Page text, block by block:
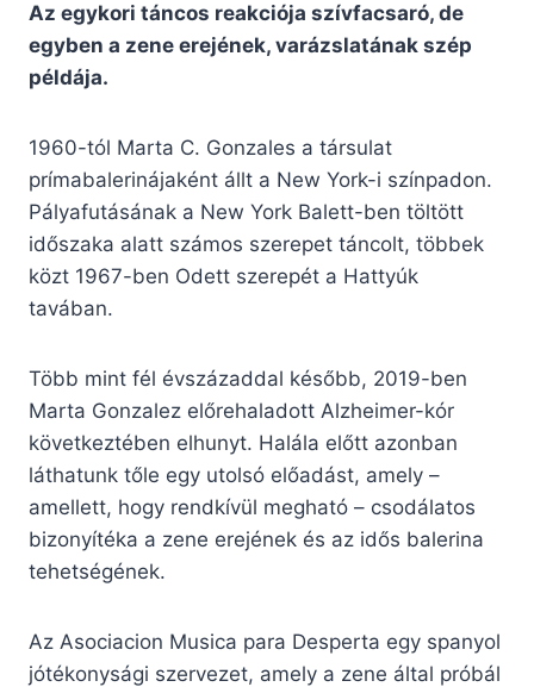
Az egykori táncos reakciója szívfacsaró, de
egyben a zene erejének, varázslatának szép
példája.
1960-tól Marta C. Gonzales a társulat
prímabalerinájaként állt a New York-i színpadon.
Pályafutásának a New York Balett-ben töltött
időszaka alatt számos szerepet táncolt, többek
közt 1967-ben Odett szerepét a Hattyúk
tavában.
Több mint fél évszázaddal később, 2019-ben
Marta Gonzalez előrehaladott Alzheimer-kór
következtében elhunyt. Halála előtt azonban
láthatunk tőle egy utolsó előadást, amely –
amellett, hogy rendkívül megható – csodálatos
bizonyítéka a zene erejének és az idős balerina
tehetségének.
Az Asociacion Musica para Desperta egy spanyol
jótékonysági szervezet, amely a zene által próbál